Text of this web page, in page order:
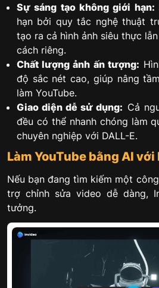
Sự sáng tạo không giới hạn:
hạn bởi quy tắc nghệ thuật
tạo ra cả hình ảnh siêu thực
cách riêng.
Chất lượng ảnh ấn tượng:
độ sắc nét cao, giúp nâng
làm YouTube.
Giao diện dễ sử dụng: Cả
đều có thể nhanh chóng làm
chuyên nghiệp với DALL-E.
Làm YouTube bằng AI với
Nếu bạn đang tìm kiếm một
trợ chỉnh sửa video dễ dàng,
tưởng.